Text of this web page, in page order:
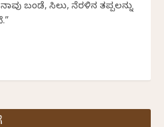
ಬಂಡೆ, ಬಿಸಿಲು, ನೆರಳಿನ ತಪ್ಪಲನ್ನು